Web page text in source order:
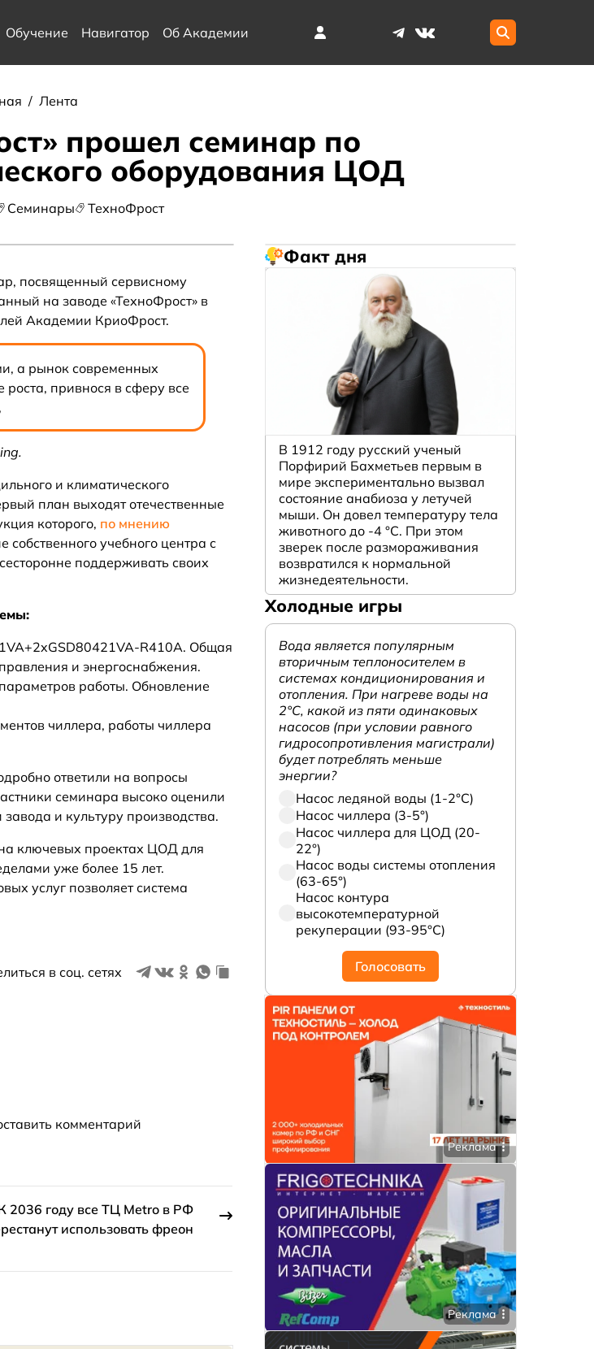
Обучение Навигатор Об Академии
/ Лента
прошел семинар по
оборудования ЦОД
Семинары ТехноФрост
посвященный сервисному
на заводе «ТехноФрост» в
Академии КриоФрост.
а рынок современных
роста, привнося в сферу все
и климатического
план выходят отечественные
которого, по мнению
учебного центра с
поддерживать своих
R410A. Общая
и энергоснабжения.
работы. Обновление
чиллера, работы чиллера
ответили на вопросы
семинара высоко оценили
и культуру производства.
ключевых проектах ЦОД для
уже более 15 лет.
услуг позволяет система
в соц. сетях
комментарий
2036 году все ТЦ Metro в РФ
использовать фреон
Факт дня
В 1912 году русский ученый
Порфирий Бахметьев первым в
мире экспериментально вызвал
состояние анабиоза у летучей
мыши. Он довел температуру тела
животного до -4 °C. При этом
зверек после размораживания
возвратился к нормальной
жизнедеятельности.
Холодные игры
Вода является популярным
вторичным теплоносителем в
системах кондиционирования и
отопления. При нагреве воды на
2°С, какой из пяти одинаковых
насосов (при условии равного
гидросопротивления магистрали)
будет потреблять меньше
энергии?
Насос ледяной воды (1-2°С)
Насос чиллера (3-5°)
Насос чиллера для ЦОД (20-
22°)
Насос воды системы отопления
(63-65°)
Насос контура
высокотемпературной
рекуперации (93-95°С)
Голосовать
Реклама
Реклама